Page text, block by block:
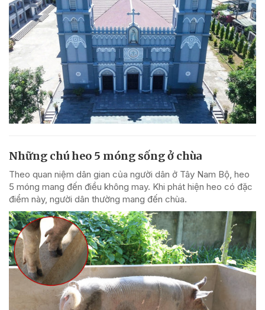
Những chú heo 5 móng sống ở chùa
Theo quan niệm dân gian của người dân ở Tây Nam Bộ, heo
5 móng mang đến điều không may. Khi phát hiện heo có đặc
điểm này, người dân thường mang đến chùa.